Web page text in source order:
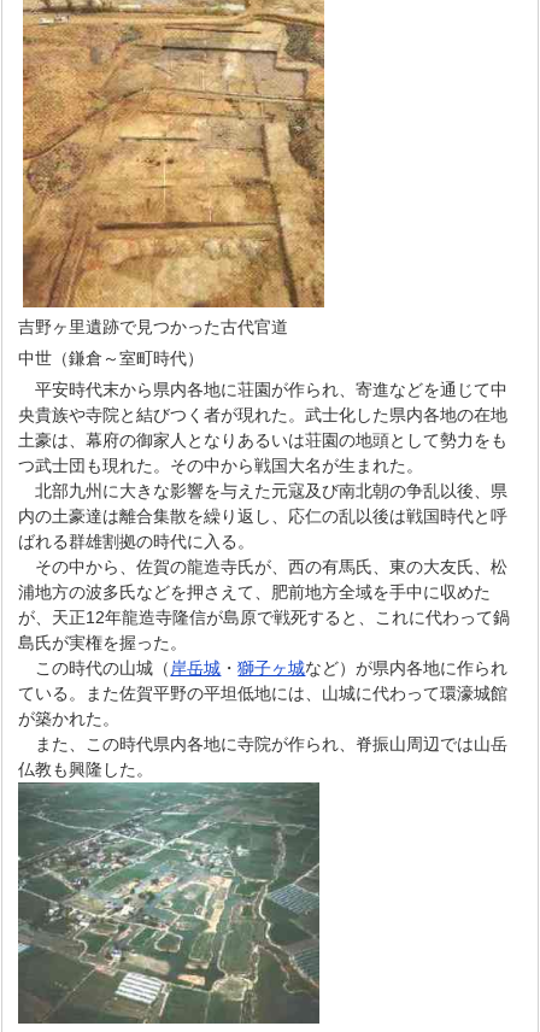
吉野ヶ里遺跡で見つかった古代官道
中世（鎌倉～室町時代）
平安時代末から県内各地に荘園が作られ、寄進などを通じて中
央貴族や寺院と結びつく者が現れた。武士化した県内各地の在地
土豪は、幕府の御家人となりあるいは荘園の地頭として勢力をも
つ武士団も現れた。その中から戦国大名が生まれた。
北部九州に大きな影響を与えた元寇及び南北朝の争乱以後、県
内の土豪達は離合集散を繰り返し、応仁の乱以後は戦国時代と呼
ばれる群雄割拠の時代に入る。
その中から、佐賀の龍造寺氏が、西の有馬氏、東の大友氏、松
浦地方の波多氏などを押さえて、肥前地方全域を手中に収めた
が、天正12年龍造寺隆信が島原で戦死すると、これに代わって鍋
島氏が実権を握った。
この時代の山城（岸岳城 ・獅子ヶ城など）が県内各地に作られ
ている。また佐賀平野の平坦低地には、山城に代わって環濠城館
が築かれた。
また、この時代県内各地に寺院が作られ、脊振山周辺では山岳
仏教も興隆した。